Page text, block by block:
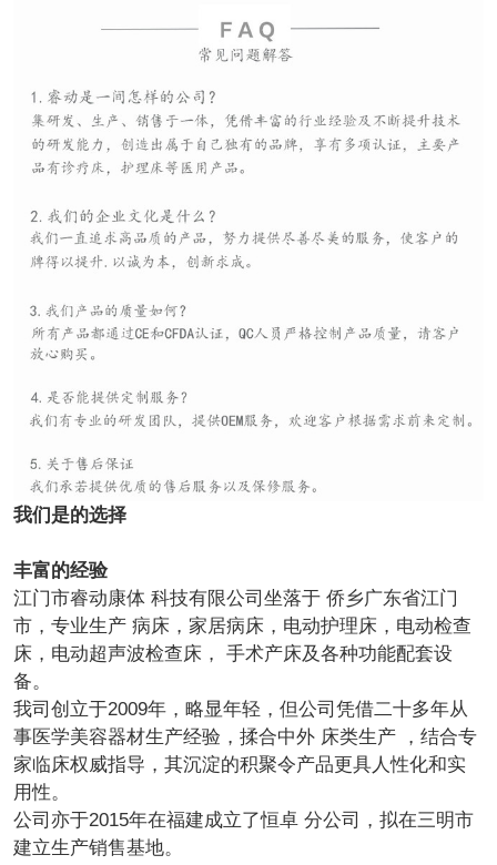
我们是的选择
丰富的经验
江门市睿动康体 科技有限公司坐落于 侨乡广东省江门
市，专业生产 病床，家居病床，电动护理床，电动检查
床，电动超声波检查床， 手术产床及各种功能配套设
备。
我司创立于2009年，略显年轻，但公司凭借二十多年从
事医学美容器材生产经验，揉合中外 床类生产 ，结合专
家临床权威指导，其沉淀的积聚令产品更具人性化和实
用性。
公司亦于2015年在福建成立了恒卓 分公司，拟在三明市
建立生产销售基地。